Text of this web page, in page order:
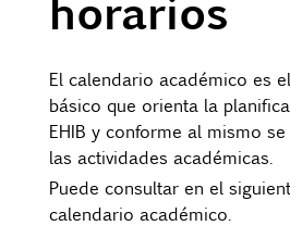
El calendario académico es
básico que orienta la
EHIB y conforme al mismo
las actividades académicas.
Puede consultar en el
calendario académico.